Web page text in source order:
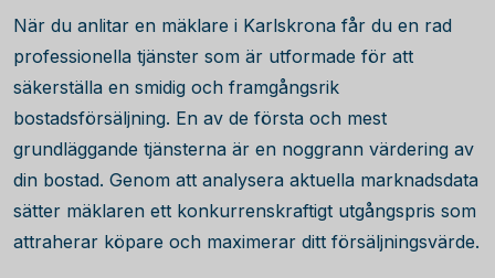
När du anlitar en mäklare i Karlskrona får du en rad
professionella tjänster som är utformade för att
säkerställa en smidig och framgångsrik
bostadsförsäljning. En av de första och mest
grundläggande tjänsterna är en noggrann värdering av
din bostad. Genom att analysera aktuella marknadsdata
sätter mäklaren ett konkurrenskraftigt utgångspris som
attraherar köpare och maximerar ditt försäljningsvärde.